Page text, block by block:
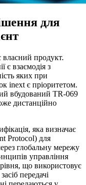
для
продукт.
є взаємодія з
яких при
inext є пріоритетом.
вбудований TR-069
дистанційно
яка визначає
Protocol) для
глобальну мережу
управління
що використовує
передачі